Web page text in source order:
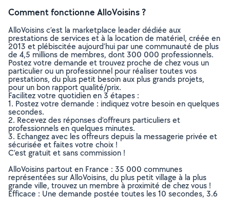
Comment fonctionne AlloVoisins ?
AlloVoisins c’est la marketplace leader dédiée aux
prestations de services et à la location de matériel, créée en
2013 et plébiscitée aujourd’hui par une communauté de plus
de 4,5 millions de membres, dont 300 000 professionnels.
Postez votre demande et trouvez proche de chez vous un
particulier ou un professionnel pour réaliser toutes vos
prestations, du plus petit besoin aux plus grands projets,
pour un bon rapport qualité/prix.
Facilitez votre quotidien en 3 étapes :
1. Postez votre demande : indiquez votre besoin en quelques
secondes.
2. Recevez des réponses d’offreurs particuliers et
professionnels en quelques minutes.
3. Echangez avec les offreurs depuis la messagerie privée et
sécurisée et faites votre choix !
C’est gratuit et sans commission !
AlloVoisins partout en France : 35 000 communes
représentées sur AlloVoisins, du plus petit village à la plus
grande ville, trouvez un membre à proximité de chez vous !
Efficace : Une demande postée toutes les 10 secondes, 3.6